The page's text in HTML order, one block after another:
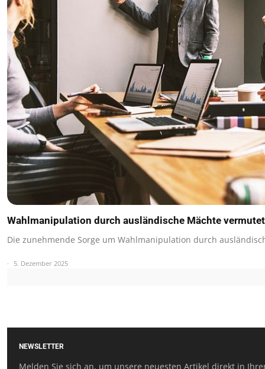
Wahlmanipulation durch ausländische Mächte vermutet
Die zunehmende Sorge um Wahlmanipulation durch
5. Dezember 2025
NEWSLETTER
Melden Sie sich an, um unsere neuesten Artikel direkt in